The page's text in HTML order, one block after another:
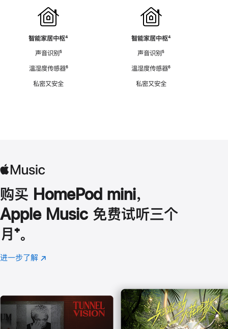
智能家居中枢脚
⁴
声音识别脚
⁵
温湿度传感器脚
⁶
私密又安全
智能家居中枢脚
⁴
声音识别脚
⁵
温湿度传感器脚
⁶
私密又安全
购买 HomePod mini，
Apple Music 免费试听三个
月 脚
注
⁺。
进一步了解 Apple
(在
口
中
打